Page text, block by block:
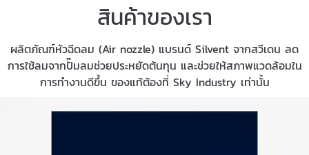
สินค้าของเรา
ผลิตภัณฑ์หัวฉีดลม (Air nozzle) แบรนด์ Silvent จากสวีเดน ลด
การใช้ลมจากปั๊มลมช่วยประหยัดต้นทุน และช่วยให้สภาพแวดล้อมใน
การทำงานดีขึ้น ของแท้ต้องที่ Sky Industry เท่านั้น